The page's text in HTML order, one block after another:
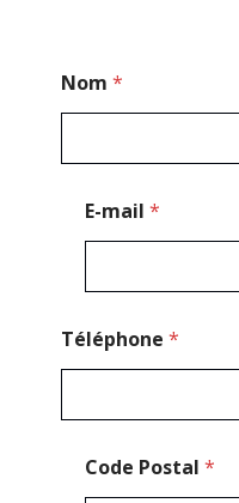
Nom *
E-mail *
Téléphone *
Code Postal *